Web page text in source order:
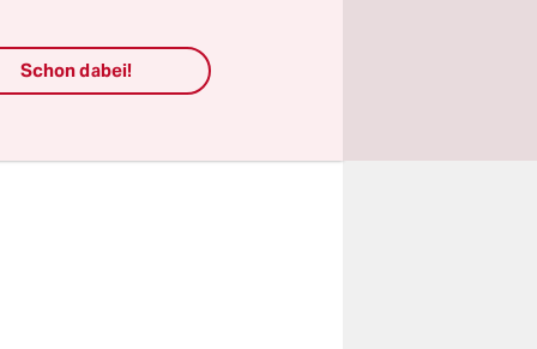
von
Schon dabei!